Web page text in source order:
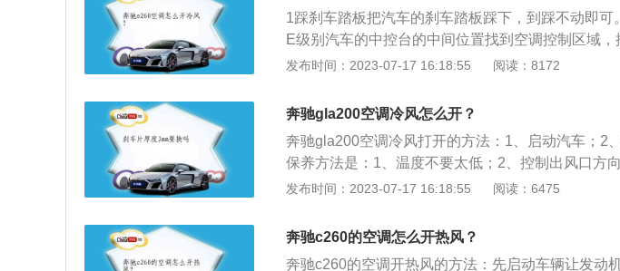
1踩刹车踏板把汽车的刹车踏板踩下，到踩不动即
E级别汽车的中控台的中间位置找到空调控制区域
让汽车通电查看仪表灯亮起，确认汽车通电。4启动
度，红色表示暖风，蓝色表示冷风。
发布时间：2023-07-17 16:18:55 阅读：8172
奔驰gla200空调冷风怎么开？
奔驰gla200空调冷风打开的方法：1、启动汽车；2
保养方法是：1、温度不要太低；2、控制出风口方
适当开启大风量；5、低速行驶关空调。空调的作用
雾；3、用发动机冷却液、废弃的余热或燃烧器燃烧
通过加热器加热，由鼓风机送入车内，使温度上升
发布时间：2023-07-17 16:18:55 阅读：6475
奔驰c260的空调怎么开热风？
奔驰c260的空调开热风的方法：先启动车辆让发动